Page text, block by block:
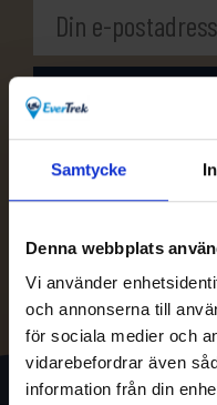
Samtycke
Denna webbplats
Vi använder
och annonserna till
för sociala medier och
vidarebefordrar även
information från din